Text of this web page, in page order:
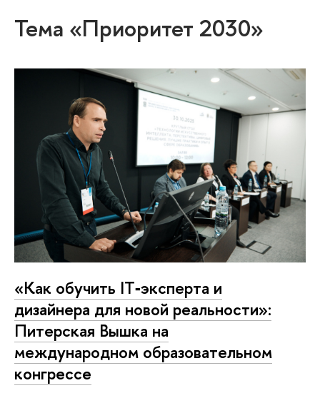
Тема «Приоритет 2030»
«Как обучить IT‑эксперта и
дизайнера для новой реальности»:
Питерская Вышка на
международном образовательном
конгрессе